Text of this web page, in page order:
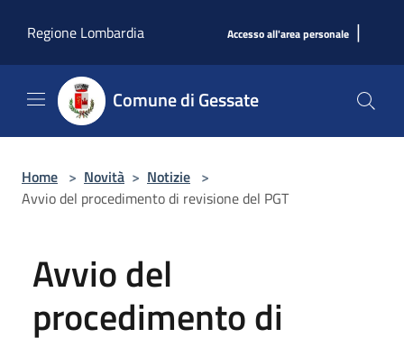
Regione Lombardia
Accesso all'area personale |
Comune di Gessate
Home > Novità > Notizie >
Avvio del procedimento di revisione del PGT
Avvio del
procedimento di